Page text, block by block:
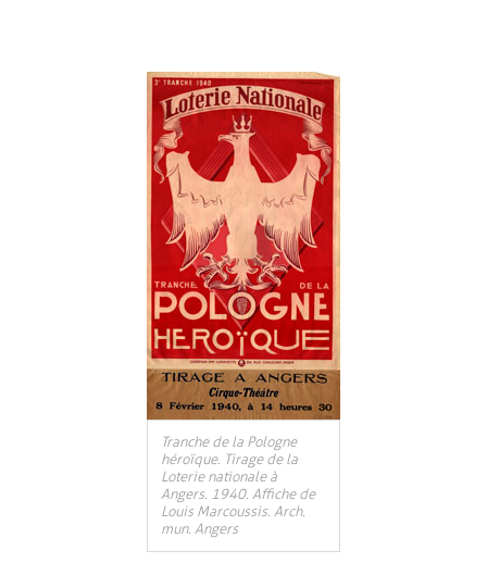
Tranche de la Pologne
héroïque. Tirage de la
Loterie nationale à
Angers. 1940. Affiche de
Louis Marcoussis. Arch.
mun. Angers